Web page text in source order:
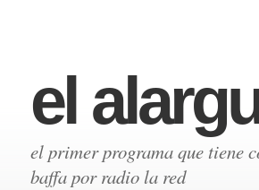
el
el primer programa que tiene
baffa por radio la red